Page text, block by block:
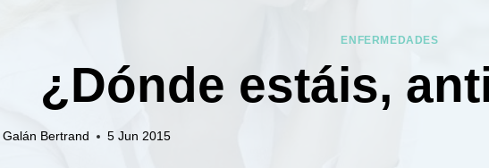
ENFERMEDADES
¿Dónde estáis,
Galán Bertrand 5 Jun 2015